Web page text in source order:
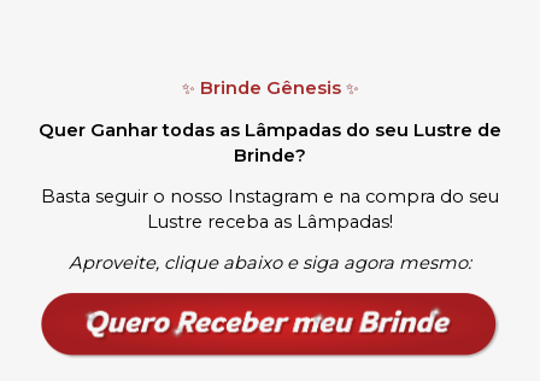
✨ Brinde Gênesis ✨
Quer Ganhar todas as Lâmpadas do seu Lustre de
Brinde?
Basta seguir o nosso Instagram e na compra do seu
Lustre receba as Lâmpadas!
Aproveite, clique abaixo e siga agora mesmo: